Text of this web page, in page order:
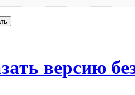
версию